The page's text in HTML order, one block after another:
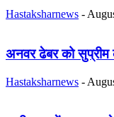
Hastaksharnews -
अनवर ढेबर को सुप्रीम
Hastaksharnews -